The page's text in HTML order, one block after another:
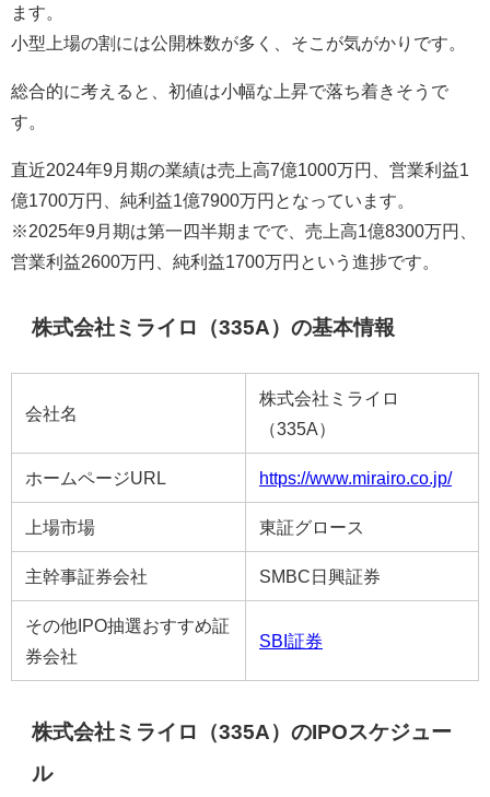
ます。
小型上場の割には公開株数が多く、そこが気がかりです。
総合的に考えると、初値は小幅な上昇で落ち着きそうで
す。
直近2024年9月期の業績は売上高7億1000万円、営業利益1
億1700万円、純利益1億7900万円となっています。
※2025年9月期は第一四半期までで、売上高1億8300万円、
営業利益2600万円、純利益1700万円という進捗です。
株式会社ミライロ（335A）の基本情報
会社名
株式会社ミライロ
（335A）
ホームページURL https://www.mirairo.co.jp/
上場市場 東証グロース
主幹事証券会社 SMBC日興証券
その他IPO抽選おすすめ証
券会社
SBI証券
株式会社ミライロ（335A）のIPOスケジュー
ル